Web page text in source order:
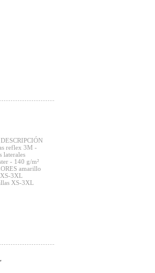
reflex 3M -
laterales
- 140 g/m²
amarillo
3XL
XS-3XL